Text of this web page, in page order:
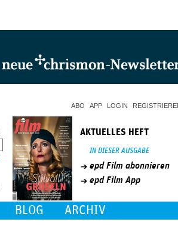
ABO APP LOGIN
AKTUELLES HEFT
IN DIESER AUSGABE
epd Film abonnieren
epd Film App
BLOG ARCHIV